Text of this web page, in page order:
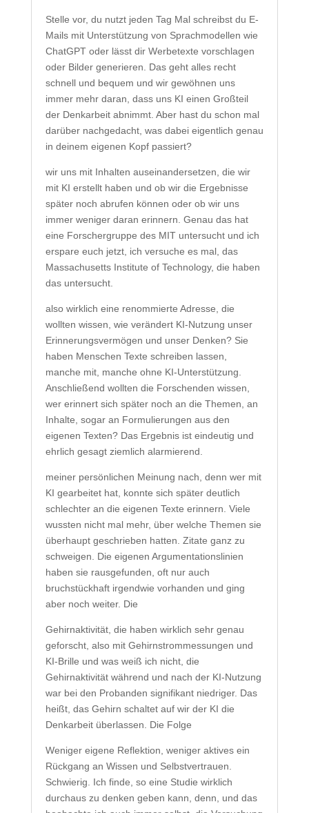
Stelle vor, du nutzt jeden Tag Mal schreibst du E-
Mails mit Unterstützung von Sprachmodellen wie
ChatGPT oder lässt dir Werbetexte vorschlagen
oder Bilder generieren. Das geht alles recht
schnell und bequem und wir gewöhnen uns
immer mehr daran, dass uns KI einen Großteil
der Denkarbeit abnimmt. Aber hast du schon mal
darüber nachgedacht, was dabei eigentlich genau
in deinem eigenen Kopf passiert?
wir uns mit Inhalten auseinandersetzen, die wir
mit KI erstellt haben und ob wir die Ergebnisse
später noch abrufen können oder ob wir uns
immer weniger daran erinnern. Genau das hat
eine Forschergruppe des MIT untersucht und ich
erspare euch jetzt, ich versuche es mal, das
Massachusetts Institute of Technology, die haben
das untersucht.
also wirklich eine renommierte Adresse, die
wollten wissen, wie verändert KI-Nutzung unser
Erinnerungsvermögen und unser Denken? Sie
haben Menschen Texte schreiben lassen,
manche mit, manche ohne KI-Unterstützung.
Anschließend wollten die Forschenden wissen,
wer erinnert sich später noch an die Themen, an
Inhalte, sogar an Formulierungen aus den
eigenen Texten? Das Ergebnis ist eindeutig und
ehrlich gesagt ziemlich alarmierend.
meiner persönlichen Meinung nach, denn wer mit
KI gearbeitet hat, konnte sich später deutlich
schlechter an die eigenen Texte erinnern. Viele
wussten nicht mal mehr, über welche Themen sie
überhaupt geschrieben hatten. Zitate ganz zu
schweigen. Die eigenen Argumentationslinien
haben sie rausgefunden, oft nur auch
bruchstückhaft irgendwie vorhanden und ging
aber noch weiter. Die
Gehirnaktivität, die haben wirklich sehr genau
geforscht, also mit Gehirnstrommessungen und
KI-Brille und was weiß ich nicht, die
Gehirnaktivität während und nach der KI-Nutzung
war bei den Probanden signifikant niedriger. Das
heißt, das Gehirn schaltet auf wir der KI die
Denkarbeit überlassen. Die Folge
Weniger eigene Reflektion, weniger aktives ein
Rückgang an Wissen und Selbstvertrauen.
Schwierig. Ich finde, so eine Studie wirklich
durchaus zu denken geben kann, denn, und das